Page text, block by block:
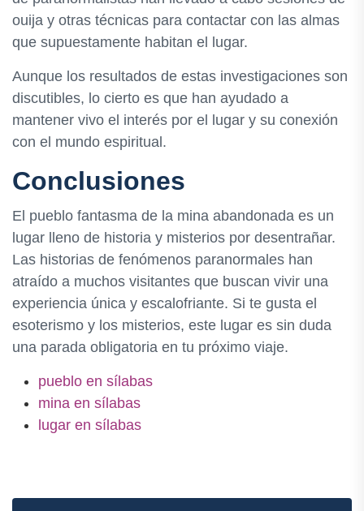
ouija y otras técnicas para contactar con las almas
que supuestamente habitan el lugar.
Aunque los resultados de estas investigaciones son
discutibles, lo cierto es que han ayudado a
mantener vivo el interés por el lugar y su conexión
con el mundo espiritual.
Conclusiones
El pueblo fantasma de la mina abandonada es un
lugar lleno de historia y misterios por desentrañar.
Las historias de fenómenos paranormales han
atraído a muchos visitantes que buscan vivir una
experiencia única y escalofriante. Si te gusta el
esoterismo y los misterios, este lugar es sin duda
una parada obligatoria en tu próximo viaje.
pueblo en sílabas
mina en sílabas
lugar en sílabas